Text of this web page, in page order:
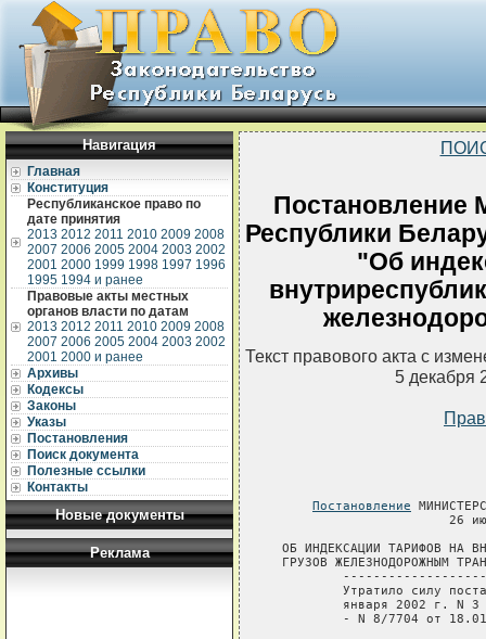
Навигация
Главная
Конституция
Республиканское право по
дате принятия
2013 2012 2011 2010 2009 2008
2007 2006 2005 2004 2003 2002
2001 2000 1999 1998 1997 1996
1995 1994 и ранее
Правовые акты местных
органов власти по датам
2013 2012 2011 2010 2009 2008
2007 2006 2005 2004 2003 2002
2001 2000 и ранее
Архивы
Кодексы
Законы
Указы
Постановления
Поиск документа
Полезные ссылки
Контакты
Новые документы
Реклама
Постановление
Республики
"Об
Текст правового акта с
5 декабря
Постановление
26
ОБ ИНДЕКСАЦИИ ТАРИФОВ НА
ГРУЗОВ ЖЕЛЕЗНОДОРОЖНЫМ
Утратило силу
января 2002 г. N
- N 8/7704 от